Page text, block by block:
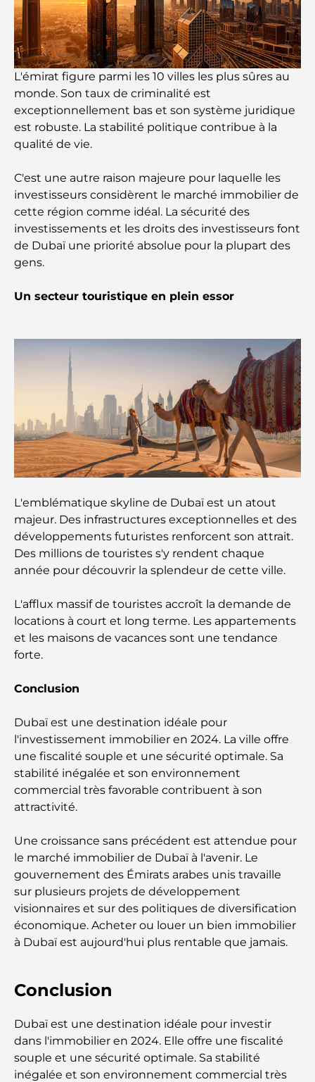
Salles de sport au DIFC : quand le fitness
rencontre le style de vie professionnel
Plateformes de trading aux Émirats arabes unis :
un guide pour les investisseurs modernes
Family Beach Club Dubai : Là où divertissement et
détente se rencontrent
complet pour les parents
Plan directeur de Dubai Hills : une vision pour la
vie communautaire moderne
Restaurant de l'Opéra de Dubaï : Quand la
Restaurants de J1 Beach : la nouvelle destination
gastronomique de luxe à Dubaï
Les montres Rolex les plus chères jamais vendues
Crèches à Dubai Hills : Guide pour les parents
A Brief Guide to Buying Property in Dubai (2025-
26)
Les meilleurs cafés du centre-ville de Dubaï : le
Les Mercedes les plus chères jamais créées
complet du déménagement
Safari de luxe d'une nuit dans le désert de Dubaï :
une escapade haut de gamme
Les voitures les plus chères de Tesla : l'innovation
au service de la performance
célèbres de Dubaï
Les 10 pays les plus riches du monde
Activités à faire avec des enfants à Dubaï : un
guide complet pour les familles
Dubaï pour une escapade de luxe
Lieux romantiques à Dubaï pour des moments
inoubliables
Les meilleures options de séjour à Dubaï : Hôtels
L'émirat figure parmi les 10 villes les plus sûres au
monde. Son taux de criminalité est
exceptionnellement bas et son système juridique
est robuste. La stabilité politique contribue à la
qualité de vie.
C'est une autre raison majeure pour laquelle les
investisseurs considèrent le marché immobilier de
cette région comme idéal. La sécurité des
investissements et les droits des investisseurs font
de Dubaï une priorité absolue pour la plupart des
gens.
Un secteur touristique en plein essor
L'emblématique skyline de Dubaï est un atout
majeur. Des infrastructures exceptionnelles et des
développements futuristes renforcent son attrait.
Des millions de touristes s'y rendent chaque
année pour découvrir la splendeur de cette ville.
L'afflux massif de touristes accroît la demande de
locations à court et long terme. Les appartements
et les maisons de vacances sont une tendance
forte.
Conclusion
Dubaï est une destination idéale pour
l'investissement immobilier en 2024. La ville offre
une fiscalité souple et une sécurité optimale. Sa
stabilité inégalée et son environnement
commercial très favorable contribuent à son
attractivité.
Une croissance sans précédent est attendue pour
le marché immobilier de Dubaï à l'avenir. Le
gouvernement des Émirats arabes unis travaille
sur plusieurs projets de développement
visionnaires et sur des politiques de diversification
économique. Acheter ou louer un bien immobilier
à Dubaï est aujourd'hui plus rentable que jamais.
Conclusion
Dubaï est une destination idéale pour investir
dans l'immobilier en 2024. Elle offre une fiscalité
souple et une sécurité optimale. Sa stabilité
inégalée et son environnement commercial très